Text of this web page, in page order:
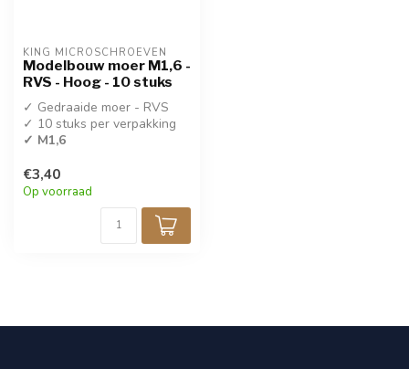
KING MICROSCHROEVEN
Modelbouw moer M1,6 -
RVS - Hoog - 10 stuks
✓ Gedraaide moer - RVS
✓ 10 stuks per verpakking
✓ M1,6
€3,40
Op voorraad